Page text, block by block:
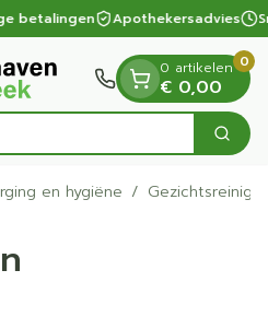
betalingen Apothekersadvies
Zoek
0 artikelen
€ 0,00
0
en hygiëne /